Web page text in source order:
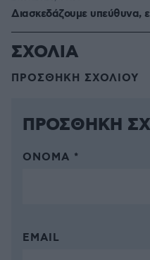
Διασκεδάζουμε υπεύθυνα,
ΣΧΟΛΙΑ
ΠΡΟΣΘΗΚΗ ΣΧΟΛΙΟΥ
ΠΡΟΣΘΗΚΗ
ΌΝΟΜΑ *
EMAIL